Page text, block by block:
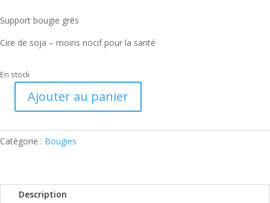
Support bougie grès
Cire de soja – moins nocif pour la santé
En stock
quantité
Bougie
Ajouter au panier
Catégorie : Bougies
Description